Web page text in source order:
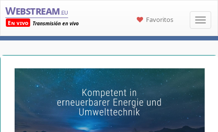
Webstream .eu
En vivo
Transmisión en vivo Favoritos